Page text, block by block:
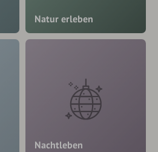
Natur erleben
Nachtleben